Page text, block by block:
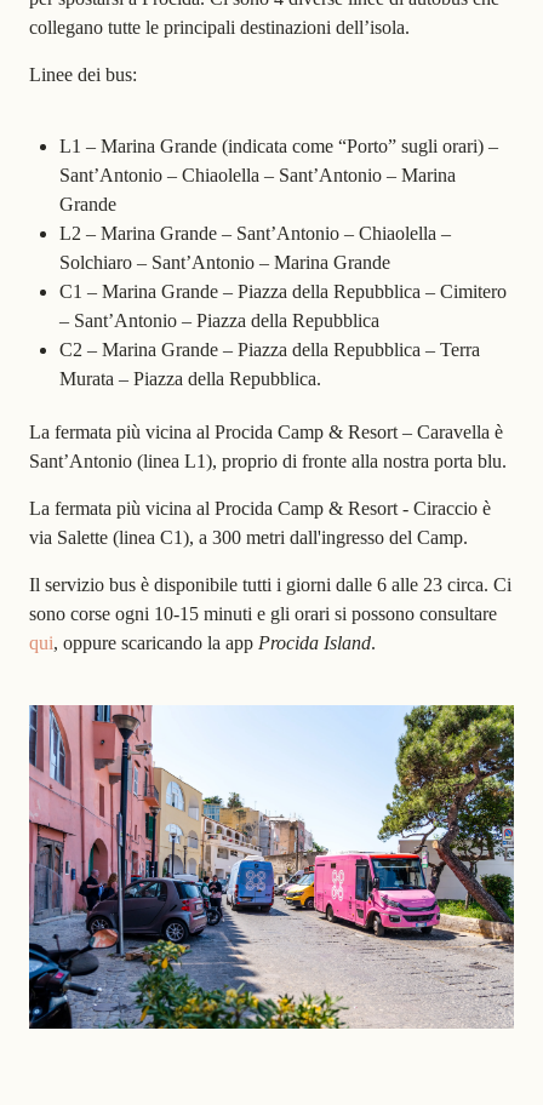
collegano tutte le principali destinazioni dell’isola.
Linee dei bus:
L1 – Marina Grande (indicata come “Porto” sugli orari) –
Sant’Antonio – Chiaolella – Sant’Antonio – Marina
Grande
L2 – Marina Grande – Sant’Antonio – Chiaolella –
Solchiaro – Sant’Antonio – Marina Grande
C1 – Marina Grande – Piazza della Repubblica – Cimitero
– Sant’Antonio – Piazza della Repubblica
C2 – Marina Grande – Piazza della Repubblica – Terra
Murata – Piazza della Repubblica.
La fermata più vicina al Procida Camp & Resort – Caravella è
Sant’Antonio (linea L1), proprio di fronte alla nostra porta blu.
La fermata più vicina al Procida Camp & Resort - Ciraccio è
via Salette (linea C1), a 300 metri dall'ingresso del Camp.
Il servizio bus è disponibile tutti i giorni dalle 6 alle 23 circa. Ci
sono corse ogni 10-15 minuti e gli orari si possono consultare
qui, oppure scaricando la app Procida Island.